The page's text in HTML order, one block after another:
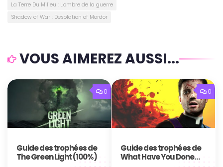
La Terre Du Milieu : L'ombre de la guerre
Shadow of War : Desolation of Mordor
VOUS AIMEREZ AUSSI...
0
Guide des trophées de
The Green Light (100%)
0
Guide des trophées de
What Have You Done